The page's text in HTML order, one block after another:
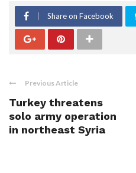
Share on Facebook
Previous Article
Turkey threatens
solo army operation
in northeast Syria